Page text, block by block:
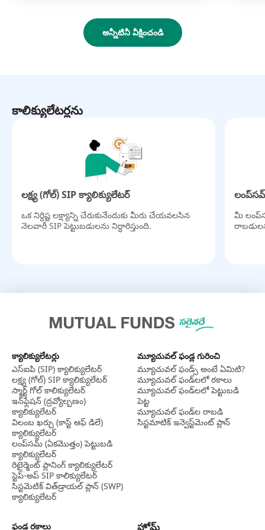
అన్నీటినీ వీక్షించండి
కాలిక్యులేటర్లను
లక్ష్య (గోల్) SIP క్యాలిక్యులేటర్
ఒక నిర్దిష్ట లక్ష్యాన్ని చేరుకునేందుకు మీరు చేయవలసిన
నెలవారీ SIP పెట్టుబడులను నిర్ధారిస్తుంది.
మీ
క్యాలిక్యులేటర్లు
ఎస్‌ఐపి (SIP) క్యాలిక్యులేటర్
లక్ష్య (గోల్) SIP క్యాలిక్యులేటర్
స్మార్ట్ గోల్ కాలిక్యులేటర్
ఇన్‌ఫ్లేషన్ (ద్రవ్యోల్బణం)
క్యాలిక్యులేటర్
విలంబ ఖర్చు (కాస్ట్ ఆఫ్ డిలే)
క్యాలిక్యులేటర్
లంప్‌సమ్ (ఏకమొత్తం) పెట్టుబడి
క్యాలిక్యులేటర్
రిటైర్మెంట్ ప్లానింగ్ క్యాలిక్యులేటర్
స్టెప్-అప్ SIP కాలిక్యులేటర్
సిస్టమెటిక్ విత్‌డ్రాయల్ ప్లాన్ (SWP)
క్యాలిక్యులేటర్
మ్యూచువల్ ఫండ్ల గురించి
మ్యూచువల్ ఫండ్స్ అంటే ఏమిటి?
మ్యూచువల్ ఫండ్‌లలో రకాలు
మ్యూచువల్ ఫండ్‌లలో పెట్టుబడి
పెట్ట
మ్యూచువల్ ఫండ్‌ల రాబడి
సిస్టమాటిక్ ఇన్వెస్ట్‌‌మెంట్ ప్లాన్
ఫండ్ల రకాలు హోమ్